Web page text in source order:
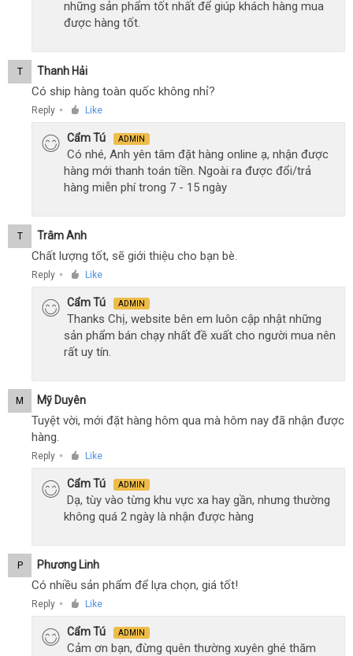
những sản phẩm tốt nhất để giúp khách hàng mua
được hàng tốt.
T Thanh Hải
Có ship hàng toàn quốc không nhỉ?
Reply ● Like
Cẩm Tú ADMIN
Có nhé, Anh yên tâm đặt hàng online ạ, nhận được
hàng mới thanh toán tiền. Ngoài ra được đổi/trả
hàng miễn phí trong 7 - 15 ngày
T Trâm Anh
Chất lượng tốt, sẽ giới thiệu cho bạn bè.
Reply ● Like
Cẩm Tú ADMIN
Thanks Chị, website bên em luôn cập nhật những
sản phẩm bán chạy nhất đề xuất cho người mua nên
rất uy tín.
M Mỹ Duyên
Tuyệt vời, mới đặt hàng hôm qua mà hôm nay đã nhận được
hàng.
Reply ● Like
Cẩm Tú ADMIN
Dạ, tùy vào từng khu vực xa hay gần, nhưng thường
không quá 2 ngày là nhận được hàng
P Phương Linh
Có nhiều sản phẩm để lựa chọn, giá tốt!
Reply ● Like
Cẩm Tú ADMIN
Cảm ơn bạn, đừng quên thường xuyên ghé thăm